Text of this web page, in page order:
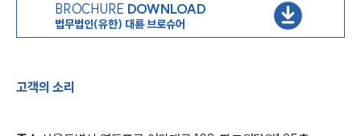
BROCHURE DOWNLOAD
법무법인(유한) 대륜 브로슈어
고객의 소리